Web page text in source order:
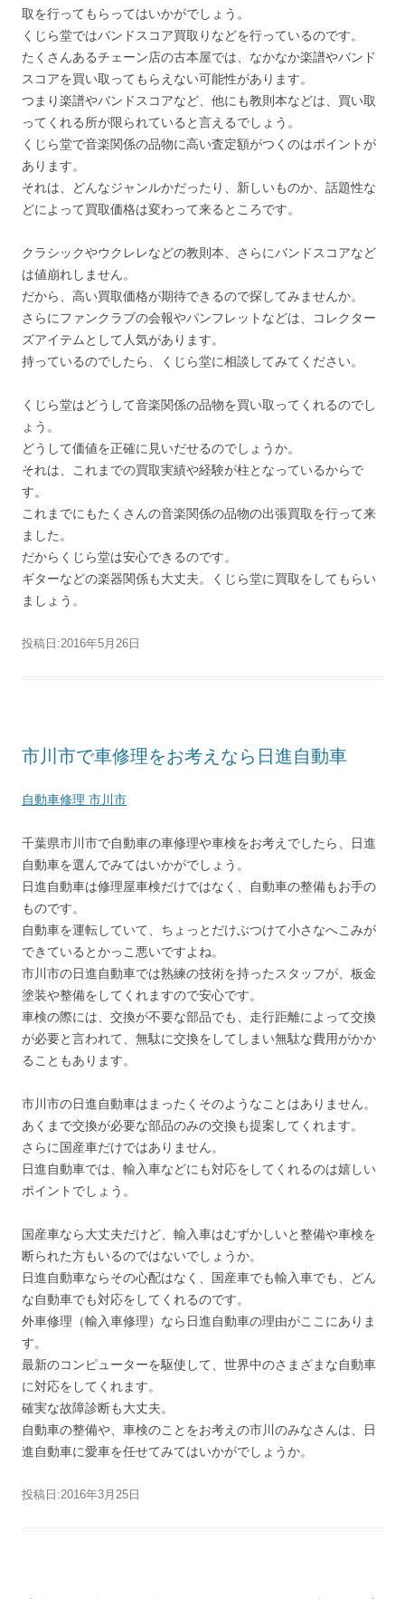
取を行ってもらってはいかがでしょう。
くじら堂ではバンドスコア買取りなどを行っているのです。
たくさんあるチェーン店の古本屋では、なかなか楽譜やバンド
スコアを買い取ってもらえない可能性があります。
つまり楽譜やバンドスコアなど、他にも教則本などは、買い取
ってくれる所が限られていると言えるでしょう。
くじら堂で音楽関係の品物に高い査定額がつくのはポイントが
あります。
それは、どんなジャンルかだったり、新しいものか、話題性な
どによって買取価格は変わって来るところです。
クラシックやウクレレなどの教則本、さらにバンドスコアなど
は値崩れしません。
だから、高い買取価格が期待できるので探してみませんか。
さらにファンクラブの会報やパンフレットなどは、コレクター
ズアイテムとして人気があります。
持っているのでしたら、くじら堂に相談してみてください。
くじら堂はどうして音楽関係の品物を買い取ってくれるのでし
ょう。
どうして価値を正確に見いだせるのでしょうか。
それは、これまでの買取実績や経験が柱となっているからで
す。
これまでにもたくさんの音楽関係の品物の出張買取を行って来
ました。
だからくじら堂は安心できるのです。
ギターなどの楽器関係も大丈夫。くじら堂に買取をしてもらい
ましょう。
投稿日:2016年5月26日
市川市で車修理をお考えなら日進自動車
自動車修理 市川市
千葉県市川市で自動車の車修理や車検をお考えでしたら、日進
自動車を選んでみてはいかがでしょう。
日進自動車は修理屋車検だけではなく、自動車の整備もお手の
ものです。
自動車を運転していて、ちょっとだけぶつけて小さなへこみが
できているとかっこ悪いですよね。
市川市の日進自動車では熟練の技術を持ったスタッフが、板金
塗装や整備をしてくれますので安心です。
車検の際には、交換が不要な部品でも、走行距離によって交換
が必要と言われて、無駄に交換をしてしまい無駄な費用がかか
ることもあります。
市川市の日進自動車はまったくそのようなことはありません。
あくまで交換が必要な部品のみの交換も提案してくれます。
さらに国産車だけではありません。
日進自動車では、輸入車などにも対応をしてくれるのは嬉しい
ポイントでしょう。
国産車なら大丈夫だけど、輸入車はむずかしいと整備や車検を
断られた方もいるのではないでしょうか。
日進自動車ならその心配はなく、国産車でも輸入車でも、どん
な自動車でも対応をしてくれるのです。
外車修理（輸入車修理）なら日進自動車の理由がここにありま
す。
最新のコンピューターを駆使して、世界中のさまざまな自動車
に対応をしてくれます。
確実な故障診断も大丈夫。
自動車の整備や、車検のことをお考えの市川のみなさんは、日
進自動車に愛車を任せてみてはいかがでしょうか。
投稿日:2016年3月25日